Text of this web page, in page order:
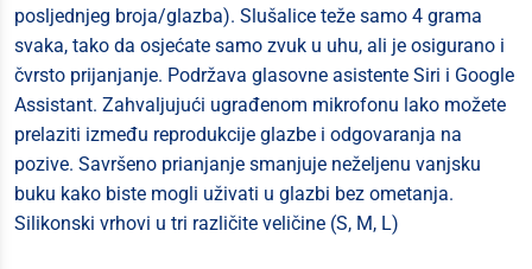
posljednjeg broja/glazba). Slušalice teže samo 4 grama
svaka, tako da osjećate samo zvuk u uhu, ali je osigurano i
čvrsto prijanjanje. Podržava glasovne asistente Siri i Google
Assistant. Zahvaljujući ugrađenom mikrofonu lako možete
prelaziti između reprodukcije glazbe i odgovaranja na
pozive. Savršeno prianjanje smanjuje neželjenu vanjsku
buku kako biste mogli uživati u glazbi bez ometanja.
Silikonski vrhovi u tri različite veličine (S, M, L)